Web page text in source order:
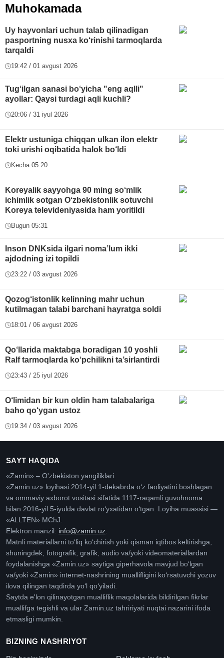
Muhokamada
Uy hayvonlari uchun talab qilinadigan
pasportning nusxa ko‘rinishi tarmoqlarda
tarqaldi
19:42 / 01 avgust 2026
Tug‘ilgan sanasi bo‘yicha "eng aqlli"
ayollar: Qaysi turdagi aqli kuchli?
20:06 / 31 iyul 2026
Elektr ustuniga chiqqan ulkan ilon elektr
toki urishi oqibatida halok bo‘ldi
Kecha 05:20
Koreyalik sayyohga 90 ming so‘mlik
ichimlik sotgan O‘zbekistonlik sotuvchi
Koreya televideniyasida ham yoritildi
Bugun 05:31
Inson DNKsida ilgari noma’lum ikki
ajdodning izi topildi
23:22 / 03 avgust 2026
Qozog‘istonlik kelinning mahr uchun
kutilmagan talabi barchani hayratga soldi
18:01 / 06 avgust 2026
Qo‘llarida maktabga boradigan 10 yoshli
Ralf tarmoqlarda ko‘pchilikni ta’sirlantirdi
23:43 / 25 iyul 2026
O‘limidan bir kun oldin ham talabalariga
baho qo‘ygan ustoz
19:34 / 03 avgust 2026
SAYT HAQIDA
«Zamin» – O'zbekiston yangiliklari.
«Zamin.uz» loyihasi 2014-yil 1-dekabrda oʻz faoliyatini boshlagan
va ommaviy axborot vositasi sifatida 1117-raqamli guvohnoma
bilan 2016-yil 5-iyulda davlat roʻyxatidan oʻtgan. Loyiha muassisi —
«ALLTEN» MChJ.
Elektron manzil: info@zamin.uz.
Matnli materiallarni toʻliq koʻchirish yoki qisman iqtibos keltirishga,
shuningdek, fotografik, grafik, audio va/yoki videomateriallardan
foydalanishga «Zamin.uz» saytiga giperhavola mavjud boʻlgan
va/yoki «Zamin» internet-nashrining muallifligini koʻrsatuvchi yozuv
ilova qilingan taqdirda yoʻl qoʻyiladi.
Saytda e'lon qilinayotgan mualliflik maqolalarida bildirilgan fikrlar
muallifga tegishli va ular Zamin.uz tahririyati nuqtai nazarini ifoda
etmasligi mumkin.
BIZNING NASHRIYOT